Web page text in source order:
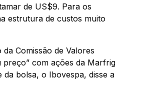
de US$9. Para os
estrutura de custos muito
Comissão de Valores
preço” com ações da Marfrig
da bolsa, o Ibovespa, disse a